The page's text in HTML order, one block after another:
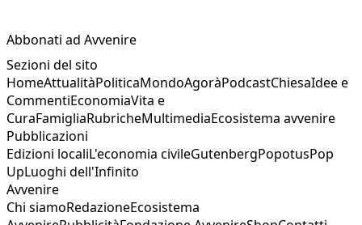
Abbonati ad Avvenire
Sezioni del sito
HomeAttualitàPoliticaMondoAgoràPodcastChiesaIdee e
CommentiEconomiaVita e
CuraFamigliaRubricheMultimediaEcosistema avvenire
Pubblicazioni
Edizioni localiL'economia civileGutenbergPopotusPop
UpLuoghi dell'Infinito
Avvenire
Chi siamoRedazioneEcosistema